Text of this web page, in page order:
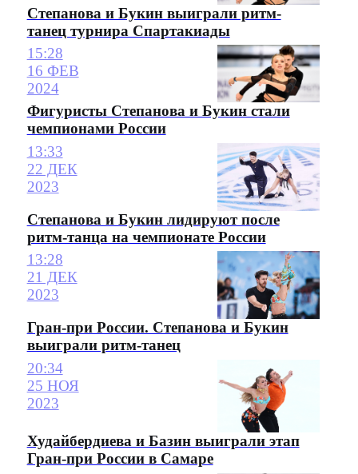
Степанова и Букин выиграли ритм-
танец турнира Спартакиады
15:28
16 ФЕВ
2024
Фигуристы Степанова и Букин стали
чемпионами России
13:33
22 ДЕК
2023
Степанова и Букин лидируют после
ритм-танца на чемпионате России
13:28
21 ДЕК
2023
Гран-при России. Степанова и Букин
выиграли ритм-танец
20:34
25 НОЯ
2023
Худайбердиева и Базин выиграли этап
Гран-при России в Самаре